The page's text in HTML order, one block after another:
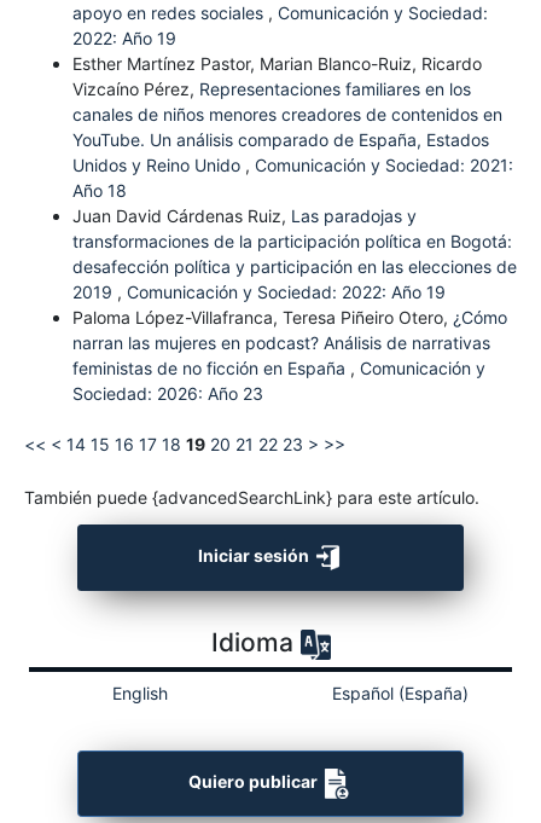
apoyo en redes sociales , Comunicación y Sociedad:
2022: Año 19
Esther Martínez Pastor, Marian Blanco-Ruiz, Ricardo
Vizcaíno Pérez, Representaciones familiares en los
canales de niños menores creadores de contenidos en
YouTube. Un análisis comparado de España, Estados
Unidos y Reino Unido , Comunicación y Sociedad: 2021:
Año 18
Juan David Cárdenas Ruiz, Las paradojas y
transformaciones de la participación política en Bogotá:
desafección política y participación en las elecciones de
2019 , Comunicación y Sociedad: 2022: Año 19
Paloma López-Villafranca, Teresa Piñeiro Otero, ¿Cómo
narran las mujeres en podcast? Análisis de narrativas
feministas de no ficción en España , Comunicación y
Sociedad: 2026: Año 23
<< < 14 15 16 17 18 19 20 21 22 23 > >>
También puede {advancedSearchLink} para este artículo.
Iniciar sesión
Idioma
English Español (España)
Quiero publicar